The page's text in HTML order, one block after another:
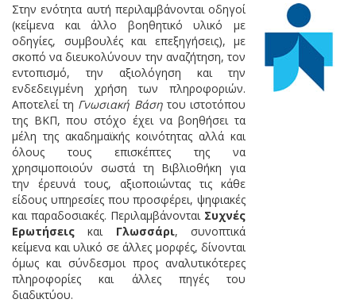
Στην ενότητα αυτή περιλαμβάνονται οδηγοί
(κείμενα και άλλο βοηθητικό υλικό με
οδηγίες, συμβουλές και επεξηγήσεις), με
σκοπό να διευκολύνουν την αναζήτηση, τον
εντοπισμό, την αξιολόγηση και την
ενδεδειγμένη χρήση των πληροφοριών.
Αποτελεί τη Γνωσιακή Βάση του ιστοτόπου
της ΒΚΠ, που στόχο έχει να βοηθήσει τα
μέλη της ακαδημαϊκής κοινότητας αλλά και
όλους τους επισκέπτες της να
χρησιμοποιούν σωστά τη Βιβλιοθήκη για
την έρευνά τους, αξιοποιώντας τις κάθε
είδους υπηρεσίες που προσφέρει, ψηφιακές
και παραδοσιακές. Περιλαμβάνονται Συχνές
Ερωτήσειςκαι Γλωσσάρι, συνοπτικά
κείμενα και υλικό σε άλλες μορφές, δίνονται
όμως και σύνδεσμοι προς αναλυτικότερες
πληροφορίες και άλλες πηγές του
διαδικτύου.